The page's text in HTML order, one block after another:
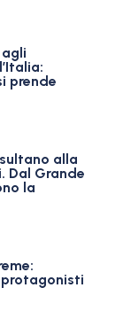
prende
alla
Dal Grande
la
protagonisti